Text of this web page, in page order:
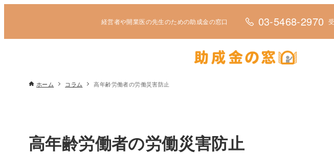
経営者や開業医の先生のための助成金の窓口 03-5468-2970
ホーム コラム 高年齢労働者の労働災害防止
高年齢労働者の労働災害防止